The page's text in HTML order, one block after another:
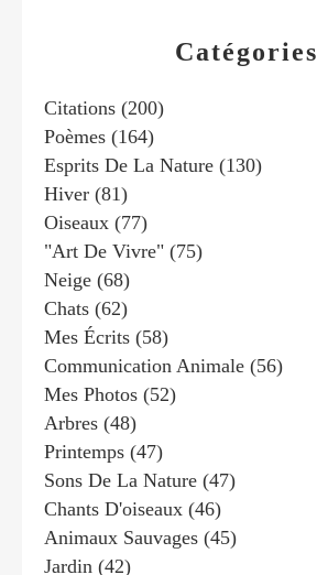
Catégories
Citations (200)
Poèmes (164)
Esprits De La Nature (130)
Hiver (81)
Oiseaux (77)
"art De Vivre" (75)
Neige (68)
Chats (62)
Mes Écrits (58)
Communication Animale (56)
Mes Photos (52)
Arbres (48)
Printemps (47)
Sons De La Nature (47)
Chants D'oiseaux (46)
Animaux Sauvages (45)
Jardin (42)